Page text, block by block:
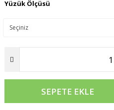
Yüzük Ölçüsü
SEPETE EKLE